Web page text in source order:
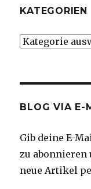
KATEGORIEN
Kategorien
BLOG VIA E-
Gib deine E-
zu abonnieren
neue Artikel